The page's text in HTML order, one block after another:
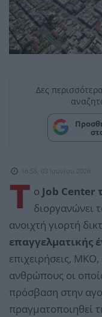
Δες
16:58, 03 Ιουνίου 2026
Τ ο Job Center
διοργανώνει
ανοιχτή γιορτή
επαγγελματικής
επιχειρήσεις,
ανθρώπους οι
πρόσβαση στην
πραγματοποιηθεί